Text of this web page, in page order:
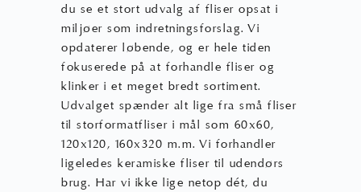
du se et stort udvalg af fliser opsat i
miljøer som indretningsforslag. Vi
opdaterer løbende, og er hele tiden
fokuserede på at forhandle fliser og
klinker i et meget bredt sortiment.
Udvalget spænder alt lige fra små fliser
til storformatfliser i mål som 60x60,
120x120, 160x320 m.m. Vi forhandler
ligeledes keramiske fliser til udendørs
brug. Har vi ikke lige netop dét, du